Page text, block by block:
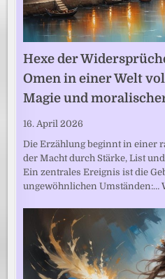
Hexe der
Omen in einer Welt
Magie und
16. April 2026
Die Erzählung beginnt in einer
der Macht durch Stärke, List
Ein zentrales Ereignis ist die
ungewöhnlichen Umständen:…